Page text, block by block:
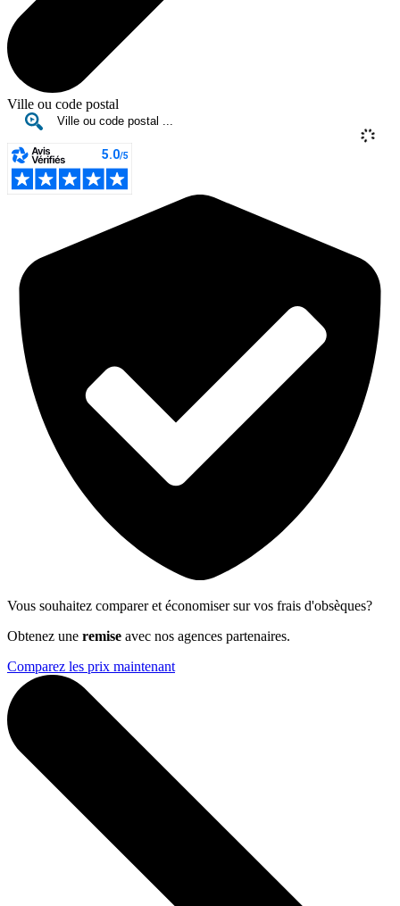
Ville ou code postal
Vous souhaitez comparer et économiser sur vos frais d'obsèques?
Obtenez une remise avec nos agences partenaires.
Comparez les prix maintenant